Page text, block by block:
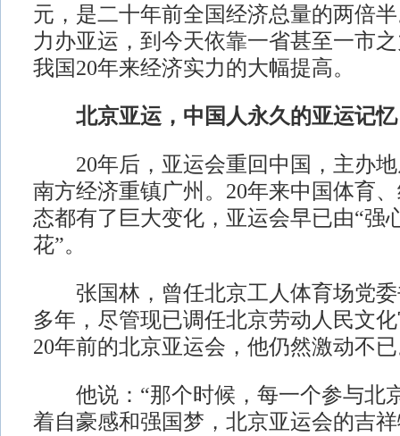
元，是二十年前全国经济总量的两倍
力办亚运，到今天依靠一省甚至一市
我国20年来经济实力的大幅提高。
北京亚运，中国人永久的亚运记忆
20年后，亚运会重回中国，主办地
南方经济重镇广州。20年来中国体育
态都有了巨大变化，亚运会早已由“强
花”。
张国林，曾任北京工人体育场党委
多年，尽管现已调任北京劳动人民文
20年前的北京亚运会，他仍然激动不
他说：“那个时候，每一个参与北
着自豪感和强国梦，北京亚运会的吉祥